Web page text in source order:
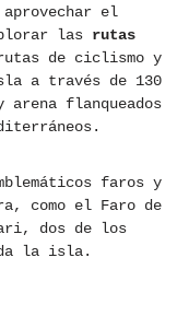
el
las rutas
de ciclismo y
a través de 130
arena flanqueados
faros y
como el Faro de
dos de los
la isla.